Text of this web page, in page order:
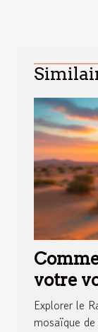
votre
Explorer le
mosaïque